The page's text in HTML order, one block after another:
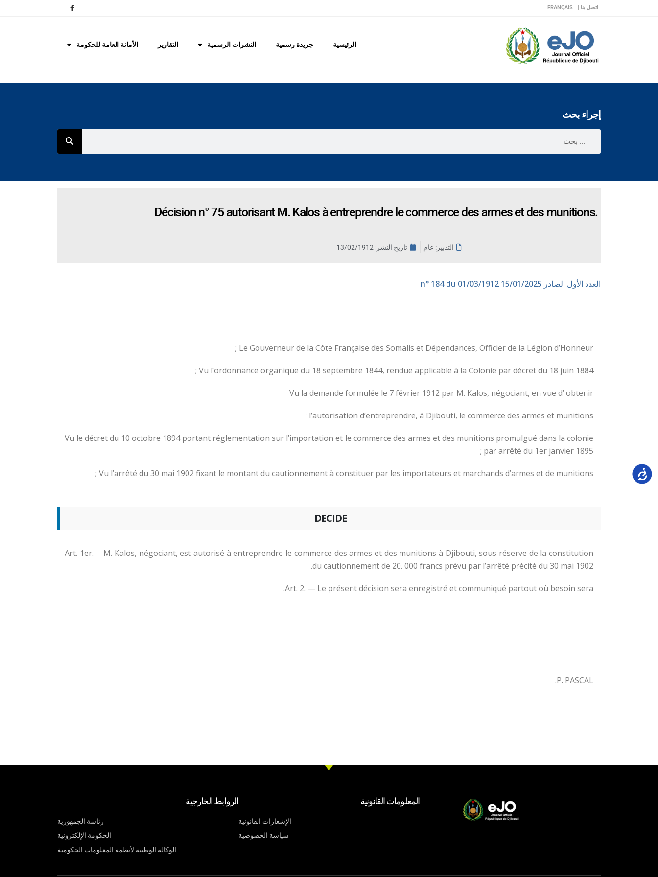
اتصل بنا | FRANÇAIS
الرئيسية جريدة رسمية النشرات الرسمية التقارير الأمانة العامة للحكومة
إجراء بحث
Décision n° 75 autorisant M. Kalos à entreprendre le commerce des armes et des munitions.
التدبير: عام تاريخ النشر: 13/02/1912
العدد الأول الصادر 15/01/2025
Le Gouverneur de la Côte Française des Somalis et Dépendances, Officier de la Légion d’Honneur ;
Vu l’ordonnance organique du 18 septembre 1844, rendue applicable à la Colonie par décret du 18 juin 1884 ;
Vu la demande formulée le 7 février 1912 par M. Kalos, négociant, en vue d’ obtenir
l’autorisation d’entreprendre, à Djibouti, le commerce des armes et munitions ;
Vu le décret du 10 octobre 1894 portant réglementation sur l’importation et le commerce des armes et des munitions promulgué dans la colonie
par arrêté du 1er janvier 1895 ;
Vu l’arrêté du 30 mai 1902 fixant le montant du cautionnement à constituer par les importateurs et marchands d’armes et de munitions ;
DECIDE
Art. 1er. —M. Kalos, négociant, est autorisé à entreprendre le commerce des armes et des munitions à Djibouti, sous réserve de la constitution
du cautionnement de 20. 000 francs prévu par l’arrêté précité du 30 mai 1902.
Art. 2. — Le présent décision sera enregistré et communiqué partout où besoin sera.
P. PASCAL.
المعلومات القانونية
الإشعارات القانونية
سياسة الخصوصية
الروابط الخارجية
رئاسة الجمهورية
الحكومة الإلكترونية
الوكالة الوطنية لأنظمة المعلومات الحكومية